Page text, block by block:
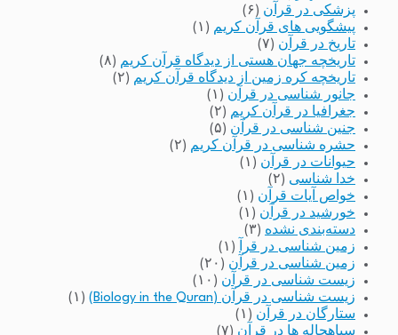
پزشکی در قرآن (۶)
پیشگویی های قرآن کریم (۱)
تاریخ در قرآن (۷)
تاریخچه جهان هستی از دیدگاه قرآن کریم (۸)
تاریخچه کره زمین از دیدگاه قرآن کریم (۲)
جانور شناسی در قرآن (۱)
جغرافیا در قرآن کریم (۲)
جنین شناسی در قرآن (۵)
حشره شناسی در قرآن کریم (۲)
حیوانات در قرآن (۱)
خدا شناسی (۲)
خواص آیات قرآن (۱)
خورشید در قرآن (۱)
دسته‌بندی نشده (۳)
زمین شناسی در قرآ
(۱)
زمین شناسی در قرآن (۲۰)
زیست شناسی در قرآن (۱۰)
زیست شناسی در قرآن (Biology in the Quran)
(۱)
ستارگان در قرآن (۱)
سیاهچاله ها در قرآن (۷)